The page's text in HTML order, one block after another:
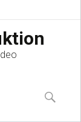
to
content
Suchen
nach: